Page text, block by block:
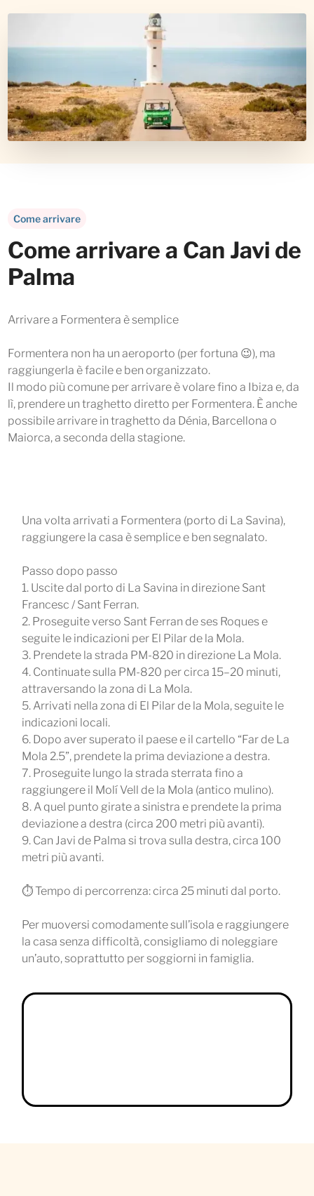
Come arrivare
Come arrivare a Can Javi de
Palma
Arrivare a Formentera è semplice
Formentera non ha un aeroporto (per fortuna 😉), ma
raggiungerla è facile e ben organizzato.
Il modo più comune per arrivare è volare fino a Ibiza e, da
lì, prendere un traghetto diretto per Formentera. È anche
possibile arrivare in traghetto da Dénia, Barcellona o
Maiorca, a seconda della stagione.
Una volta arrivati a Formentera (porto di La Savina),
raggiungere la casa è semplice e ben segnalato.
Passo dopo passo
1. Uscite dal porto di La Savina in direzione Sant
Francesc / Sant Ferran.
2. Proseguite verso Sant Ferran de ses Roques e
seguite le indicazioni per El Pilar de la Mola.
3. Prendete la strada PM-820 in direzione La Mola.
4. Continuate sulla PM-820 per circa 15–20 minuti,
attraversando la zona di La Mola.
5. Arrivati nella zona di El Pilar de la Mola, seguite le
indicazioni locali.
6. Dopo aver superato il paese e il cartello “Far de La
Mola 2.5”, prendete la prima deviazione a destra.
7. Proseguite lungo la strada sterrata fino a
raggiungere il Molí Vell de la Mola (antico mulino).
8. A quel punto girate a sinistra e prendete la prima
deviazione a destra (circa 200 metri più avanti).
9. Can Javi de Palma si trova sulla destra, circa 100
metri più avanti.
⏱️ Tempo di percorrenza: circa 25 minuti dal porto.
Per muoversi comodamente sull’isola e raggiungere
la casa senza difficoltà, consigliamo di noleggiare
un’auto, soprattutto per soggiorni in famiglia.